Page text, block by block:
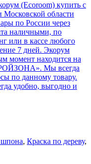
(Ecoroom) купить с
Московской области
по России через
наличными, по
или в кассе любого
7 дней. Экорум
момент находится на
Мы всегда
по данному товару.
удобно, выгодно и
шпона, Краска по дереву,